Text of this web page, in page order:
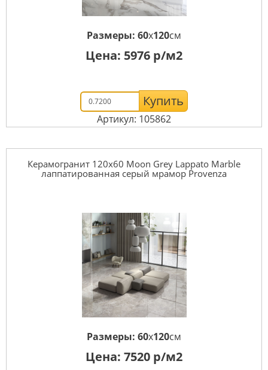
Размеры: 60x120см
Цена: 5976 р/м2
Купить
Артикул: 105862
Керамогранит 120x60 Moon Grey Lappato Marble
лаппатированная серый мрамор Provenza
Размеры: 60x120см
Цена: 7520 р/м2